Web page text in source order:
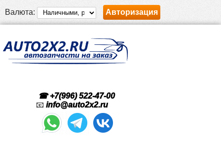
Валюта: Авторизация
☎ +7(996) 522-47-00
📧 info@auto2x2.ru